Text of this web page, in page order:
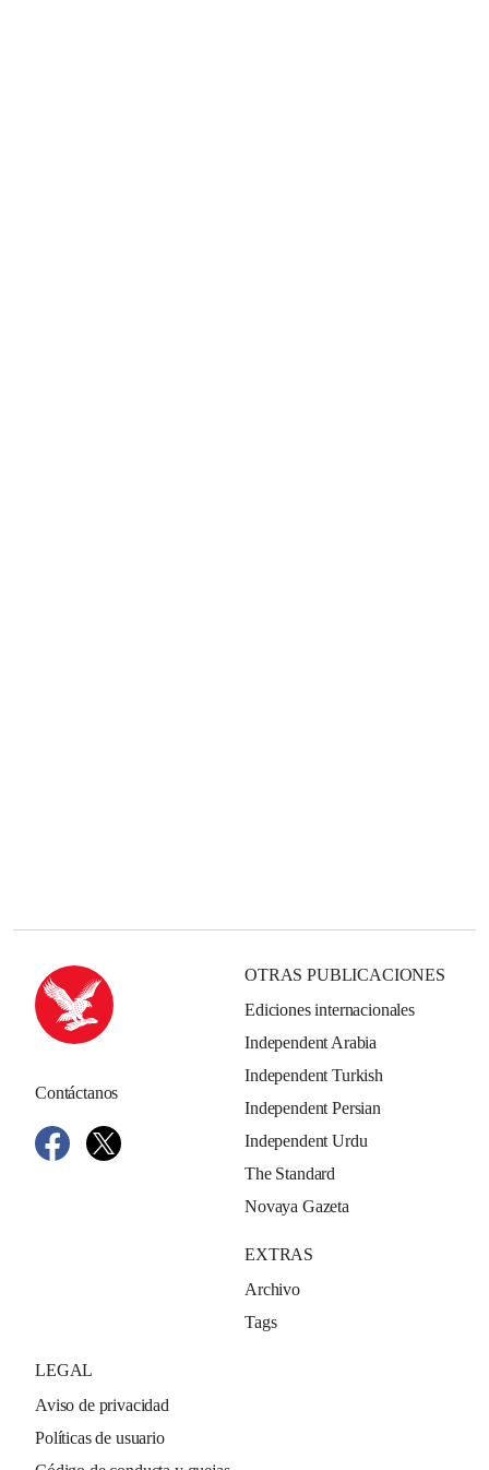
Contáctanos
OTRAS PUBLICACIONES
Ediciones internacionales
Independent Arabia
Independent Turkish
Independent Persian
Independent Urdu
The Standard
Novaya Gazeta
EXTRAS
Archivo
Tags
LEGAL
Aviso de privacidad
Políticas de usuario